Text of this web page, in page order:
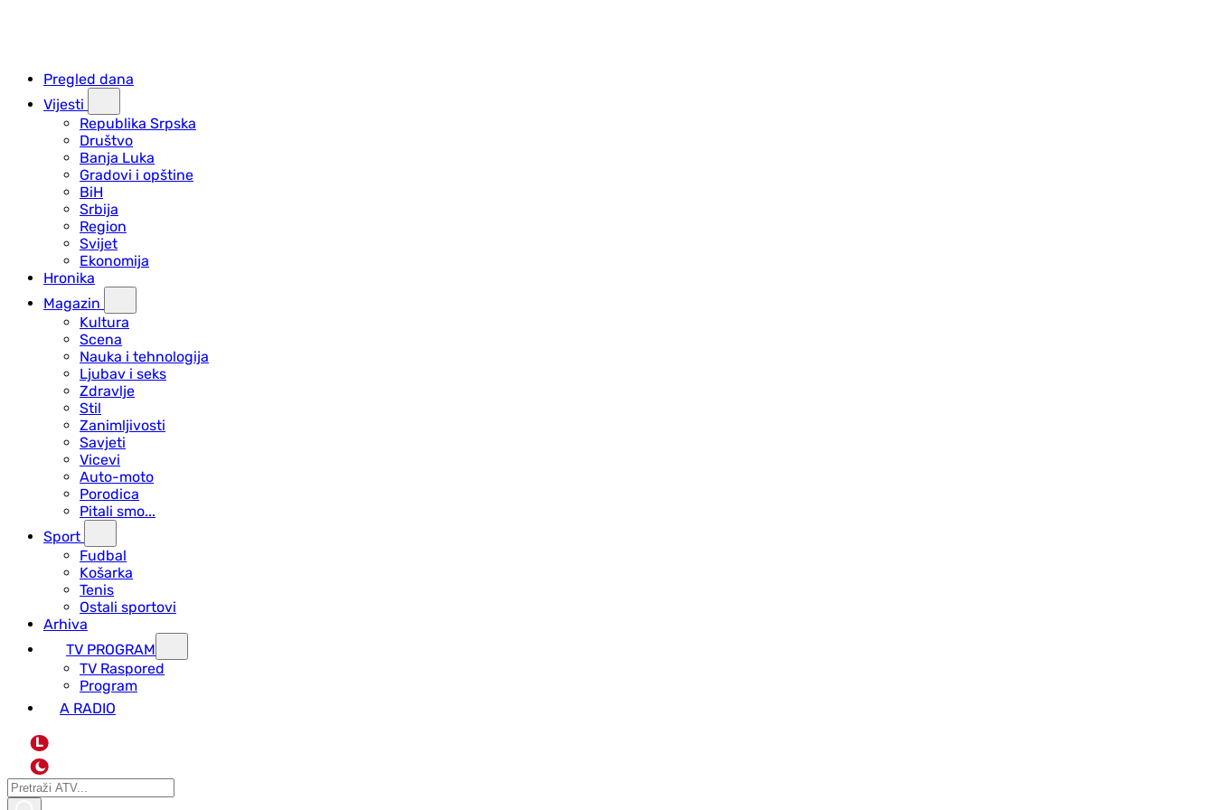
Pregled dana
Vijesti
Republika Srpska
Društvo
Banja Luka
Gradovi i opštine
BiH
Srbija
Region
Svijet
Ekonomija
Hronika
Magazin
Kultura
Scena
Nauka i tehnologija
Ljubav i seks
Zdravlje
Stil
Zanimljivosti
Savjeti
Vicevi
Auto-moto
Porodica
Pitali smo...
Sport
Fudbal
Košarka
Tenis
Ostali sportovi
Arhiva
TV PROGRAM
ТV Raspored
Program
A RADIO
L